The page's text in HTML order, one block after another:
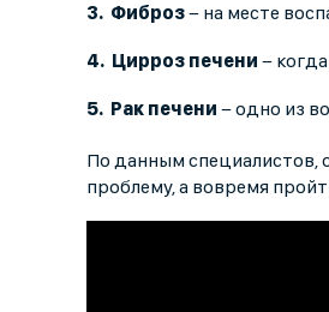
Фиброз− на месте
Цирроз печени −
Рак печени − одно из
По данным специалистов,
проблему, а вовремя